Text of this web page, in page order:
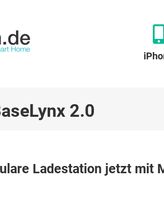
2.0
Ladestation jetzt mit